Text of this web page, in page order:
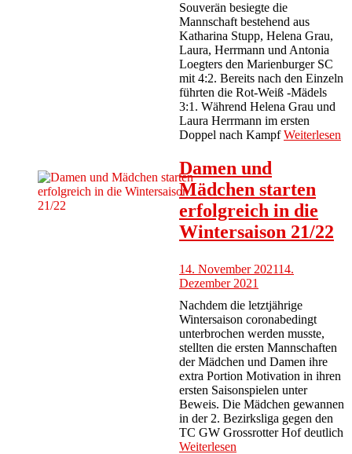
Souverän besiegte die
Mannschaft bestehend aus
Katharina Stupp, Helena Grau,
Laura, Herrmann und Antonia
Loegters den Marienburger SC
mit 4:2. Bereits nach den Einzeln
führten die Rot-Weiß -Mädels
3:1. Während Helena Grau und
Laura Herrmann im ersten
Doppel nach Kampf Weiterlesen
Damen und
Mädchen starten
erfolgreich in die
Wintersaison 21/22
14. November 202114.
Dezember 2021
Nachdem die letztjährige
Wintersaison coronabedingt
unterbrochen werden musste,
stellten die ersten Mannschaften
der Mädchen und Damen ihre
extra Portion Motivation in ihren
ersten Saisonspielen unter
Beweis. Die Mädchen gewannen
in der 2. Bezirksliga gegen den
TC GW Grossrotter Hof deutlich
Weiterlesen